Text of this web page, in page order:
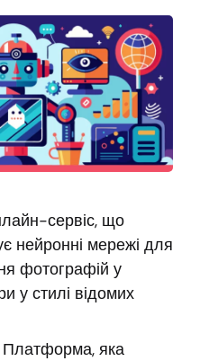
сервіс, що
нейронні мережі для
фотографій у
у стилі відомих
Платформа, яка